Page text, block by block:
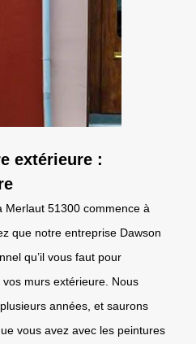
extérieure :
Merlaut 51300 commence à
que notre entreprise Dawson
qu’il vous faut pour
murs extérieure. Nous
années, et saurons
vous avez avec les peintures